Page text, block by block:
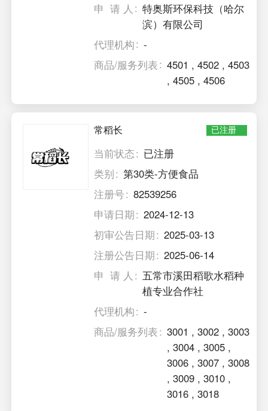
申 请 人
特奥斯环保科技（哈尔
滨）有限公司
代理机构
-
商品/服务列表
4501 ,4502 ,4503
,4505 ,4506
常稻长 已注册
当前状态
已注册
类别
第30类-方便食品
注册号
82539256
申请日期
2024-12-13
初审公告日期
2025-03-13
注册公告日期
2025-06-14
申 请 人
五常市溪田稻歌水稻种
植专业合作社
代理机构
-
商品/服务列表
3001 ,3002 ,3003
,3004 ,3005 ,
3006 ,3007 ,3008
,3009 ,3010 ,
3016 ,3018